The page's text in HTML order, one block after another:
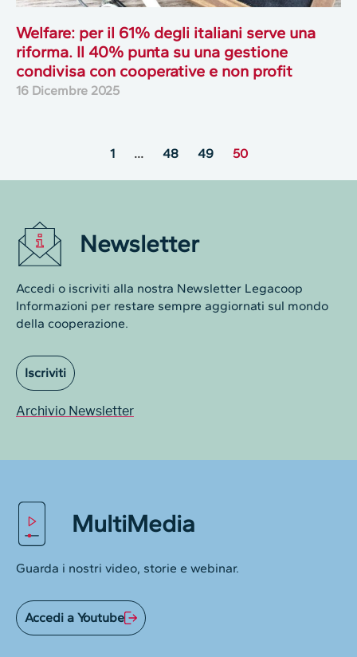
Welfare: per il 61% degli italiani serve una
riforma. Il 40% punta su una gestione
condivisa con cooperative e non profit
16 Dicembre 2025
1 … 48 49 50
Newsletter
Accedi o iscriviti alla nostra Newsletter Legacoop
Informazioni per restare sempre aggiornati sul mondo
della cooperazione.
Iscriviti
Archivio Newsletter
MultiMedia
Guarda i nostri video, storie e webinar.
Accedi a Youtube